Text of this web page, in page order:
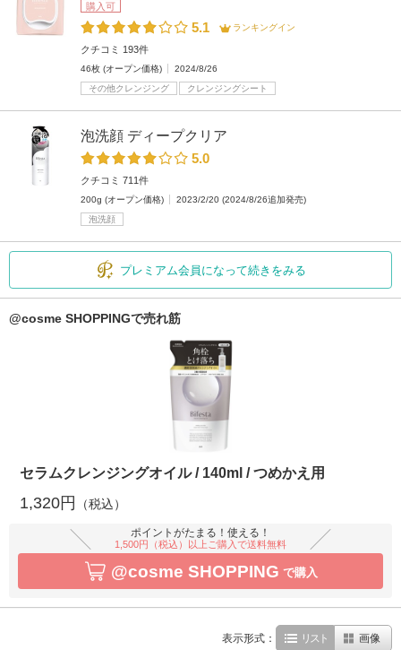
購入可
5.1 ランキングイン
クチコミ 193件
46枚 (オープン価格)
2024/8/26
その他クレンジング
クレンジングシート
泡洗顔 ディープクリア
5.0
クチコミ 711件
200g (オープン価格)
2023/2/20 (2024/8/26追加発売)
泡洗顔
プレミアム会員になって続きをみる
@cosme SHOPPINGで売れ筋
セラムクレンジングオイル / 140ml / つめかえ用
1,320円 （税込）
ポイントがたまる！使える！
1,500円（税込）以上ご購入で送料無料
@cosme SHOPPING で購入
表示形式： リスト 画像